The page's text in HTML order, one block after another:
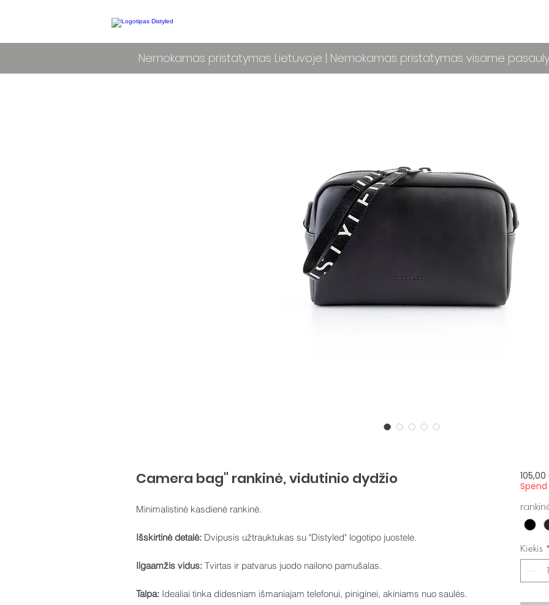
Nemokamas pristatymas Lietuvoje | Nemokamas pristatymas visame
Camera bag" rankinė, vidutinio dydžio
Minimalistinė kasdienė rankinė.
Išskirtinė detalė: Dvipusis užtrauktukas su "Distyled" logotipo juostele.
Ilgaamžis vidus: Tvirtas ir patvarus juodo nailono pamušalas.
Talpa: Idealiai tinka didesniam išmaniajam telefonui, piniginei, akiniams nuo saulės.
Kiekis *